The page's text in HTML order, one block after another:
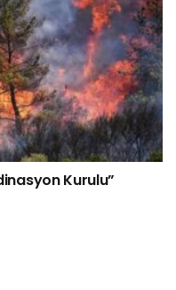
Kurulu”